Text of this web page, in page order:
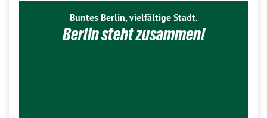
Buntes Berlin, vielfältige Stadt.
Berlin steht zusammen!